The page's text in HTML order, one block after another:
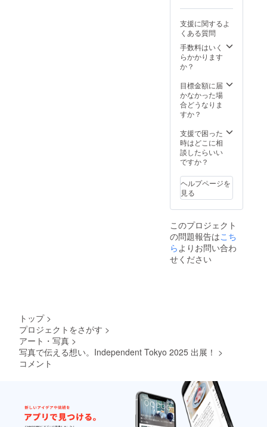
支援に関するよ
くある質問
手数料はいく
らかかります
か？
目標金額に届
かなかった場
合どうなりま
すか？
支援で困った
時はどこに相
談したらいい
ですか？
ヘルプページを
見る
このプロジェクト
の問題報告はこち
らよりお問い合わ
せください
トップ >
プロジェクトをさがす >
アート・写真 >
写真で伝える想い。Independent Tokyo 2025 出展！ >
コメント